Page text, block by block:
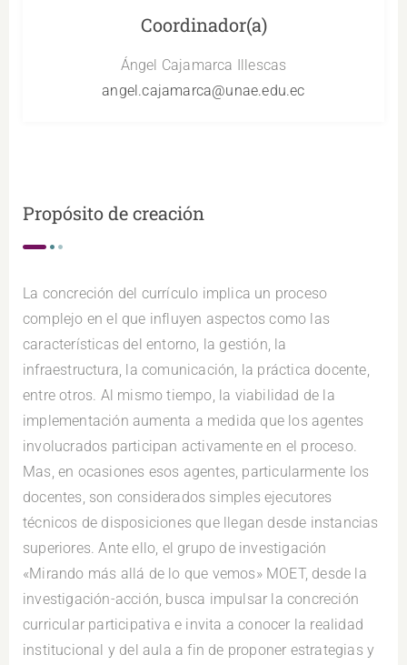
Coordinador(a)
Ángel Cajamarca Illescas
angel.cajamarca@unae.edu.ec
Propósito de creación
La concreción del currículo implica un proceso
complejo en el que influyen aspectos como las
características del entorno, la gestión, la
infraestructura, la comunicación, la práctica docente,
entre otros. Al mismo tiempo, la viabilidad de la
implementación aumenta a medida que los agentes
involucrados participan activamente en el proceso.
Mas, en ocasiones esos agentes, particularmente los
docentes, son considerados simples ejecutores
técnicos de disposiciones que llegan desde instancias
superiores. Ante ello, el grupo de investigación
«Mirando más allá de lo que vemos» MOET, desde la
investigación-acción, busca impulsar la concreción
curricular participativa e invita a conocer la realidad
institucional y del aula a fin de proponer estrategias y